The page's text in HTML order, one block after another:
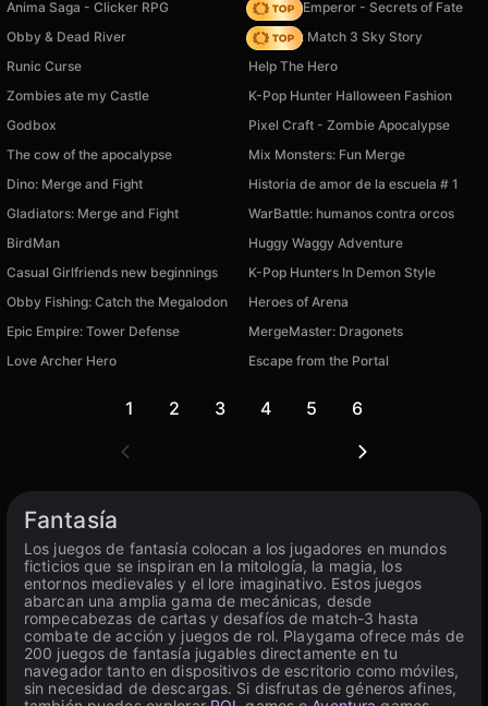
Anima Saga - Clicker RPG
Solitaire Emperor - Secrets of Fate
Obby & Dead River
Diamant: Match 3 Sky Story
Runic Curse
Help The Hero
Zombies ate my Castle
K-Pop Hunter Halloween Fashion
Godbox
Pixel Craft - Zombie Apocalypse
The cow of the apocalypse
Mix Monsters: Fun Merge
Dino: Merge and Fight
Historia de amor de la escuela # 1
Gladiators: Merge and Fight
WarBattle: humanos contra orcos
BirdMan
Huggy Waggy Adventure
Casual Girlfriends new beginnings
K-Pop Hunters In Demon Style
Obby Fishing: Catch the Megalodon
Heroes of Arena
Epic Empire: Tower Defense
MergeMaster: Dragonets
Love Archer Hero
Escape from the Portal
1 2 3 4 5 6
Fantasía
Los juegos de fantasía colocan a los jugadores en mundos
ficticios que se inspiran en la mitología, la magia, los
entornos medievales y el lore imaginativo. Estos juegos
abarcan una amplia gama de mecánicas, desde
rompecabezas de cartas y desafíos de match-3 hasta
combate de acción y juegos de rol. Playgama ofrece más de
200 juegos de fantasía jugables directamente en tu
navegador tanto en dispositivos de escritorio como móviles,
sin necesidad de descargas. Si disfrutas de géneros afines,